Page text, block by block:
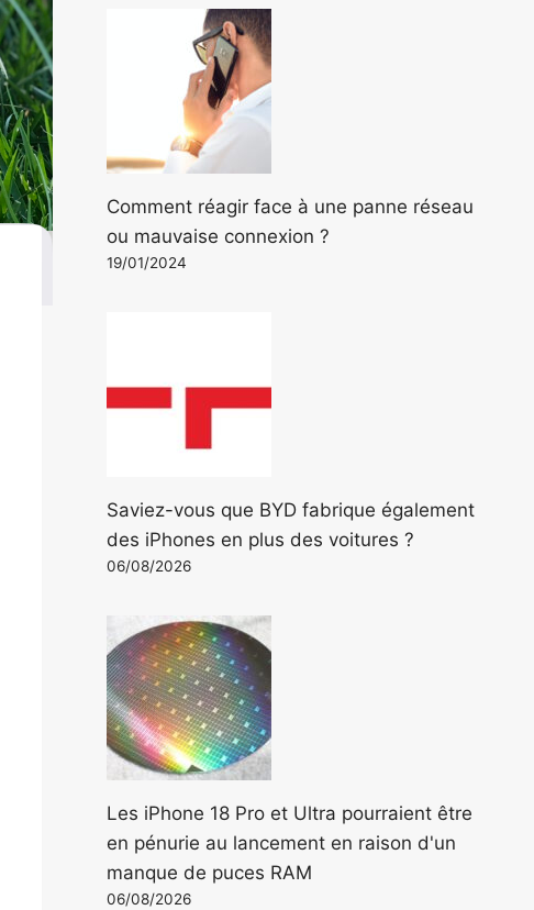
Comment réagir face à une panne réseau
ou mauvaise connexion ?
19/01/2024
Saviez-vous que BYD fabrique également
des iPhones en plus des voitures ?
06/08/2026
Les iPhone 18 Pro et Ultra pourraient être
en pénurie au lancement en raison d'un
manque de puces RAM
06/08/2026